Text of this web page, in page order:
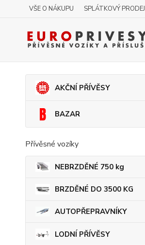
VŠE O NÁKUPU SPLÁTKOVÝ PRODEJ
AKČNÍ PŘÍVĚSY
BAZAR
Přívěsné vozíky
NEBRZDĚNÉ 750 kg
BRZDĚNÉ DO 3500 KG
AUTOPŘEPRAVNÍKY
LODNÍ PŘÍVĚSY